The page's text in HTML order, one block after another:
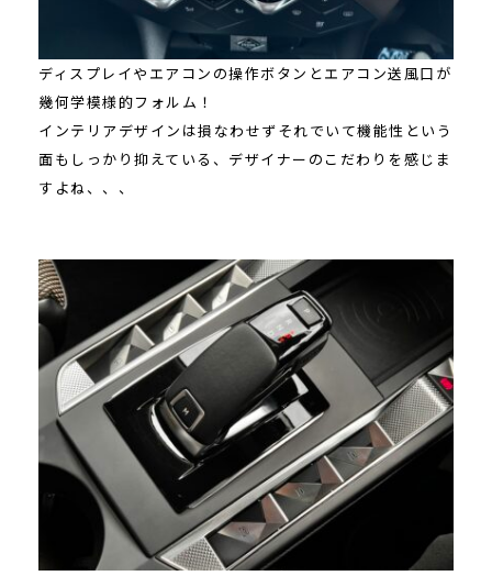
ディスプレイやエアコンの操作ボタンとエアコン送風口が
幾何学模様的フォルム！
インテリアデザインは損なわせずそれでいて機能性という
面もしっかり抑えている、デザイナーのこだわりを感じま
すよね、、、